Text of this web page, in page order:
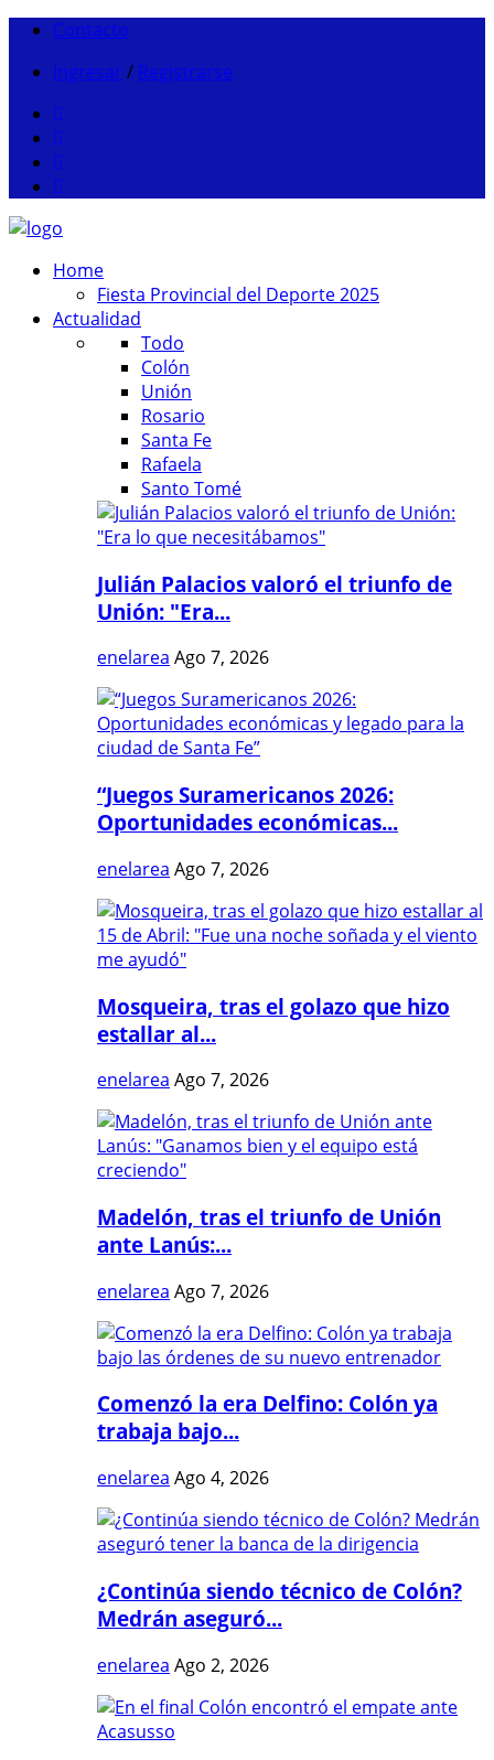
Contacto
Ingresar / Registrarse
Home
Fiesta Provincial del Deporte 2025
Actualidad
Todo
Colón
Unión
Rosario
Santa Fe
Rafaela
Santo Tomé
Julián Palacios valoró el triunfo de
Unión: "Era...
enelarea Ago 7, 2026
“Juegos Suramericanos 2026:
Oportunidades económicas...
enelarea Ago 7, 2026
Mosqueira, tras el golazo que hizo
estallar al...
enelarea Ago 7, 2026
Madelón, tras el triunfo de Unión
ante Lanús:...
enelarea Ago 7, 2026
Comenzó la era Delfino: Colón ya
trabaja bajo...
enelarea Ago 4, 2026
¿Continúa siendo técnico de Colón?
Medrán aseguró...
enelarea Ago 2, 2026